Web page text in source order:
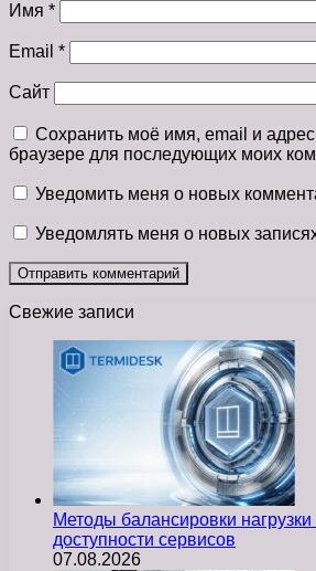
Имя *
Email *
Сайт
Сохранить моё имя, email и адрес
браузере для последующих моих
Уведомить меня о новых
Уведомлять меня о новых
Свежие записи
Методы балансировки
доступности сервисов
07.08.2026